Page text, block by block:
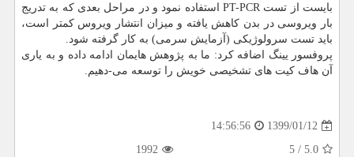
بایست از تست PT-PCR استفاده نمود و در مراحل بعدی كه به تدریج
بار ویروسی در بدن كاهش یافته و میزان انتشار ویروس كمتر است،
باید تست سرولوژیكی (آزمایش سرمی) به كار گرفته شود.
پروفسور یینگ اضافه كرد: ما به پژوهش هایمان ادامه داده و به یاری
آن هاف كیت های تشخیصی خویش را توسعه می-دهیم.
1399/01/12
14:56:56
5.0
/
5
1992